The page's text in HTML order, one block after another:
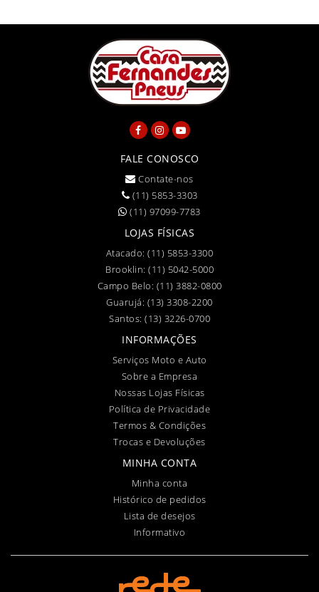
FALE CONOSCO
Contate-nos
(11) 5853-3303
(11) 97099-7783
LOJAS FÍSICAS
Atacado:(11) 5853-3300
Brooklin: (11) 5042-5000
Campo Belo: (11) 3882-0800
Guarujá: (13) 3308-2200
Santos: (13) 3226-0700
INFORMAÇÕES
Serviços Moto e Auto
Sobre a Empresa
Nossas Lojas Físicas
Política de Privacidade
Termos & Condições
Trocas e Devoluções
MINHA CONTA
Minha conta
Histórico de pedidos
Lista de desejos
Informativo